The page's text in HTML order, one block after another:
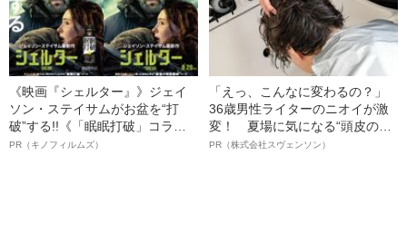
《映画『シェルター』》ジェイ
ソン・ステイサムがお盆を“打
破”する!!《「眠眠打破」コラ
ボ》
PR（キノフィルムズ）
「えっ、こんなに変わるの？」
36歳男性ライターのニオイが激
変！ 夏場に気になる“頭皮のニ
オイ”や“ベタつき”を解消す
PR（株式会社スヴェンソン）